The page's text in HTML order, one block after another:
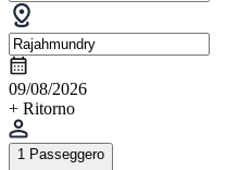
09/08/2026
+ Ritorno
1 Passeggero